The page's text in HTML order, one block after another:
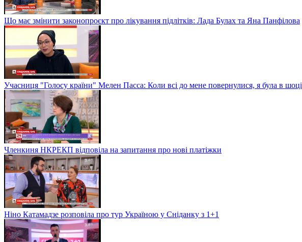
Що має змінити законопроєкт про лікування підлітків: Лада Булах та Яна Панфілова
Учасниця "Голосу країни" Мелен Пасса: Коли всі до мене повернулися, я була в шоці
Членкиня НКРЕКП відповіла на запитання про нові платіжки
Ніно Катамадзе розповіла про тур Україною у Сніданку з 1+1